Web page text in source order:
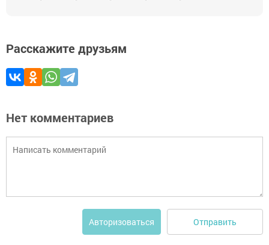
Расскажите друзьям
Нет комментариев
Авторизоваться Отправить